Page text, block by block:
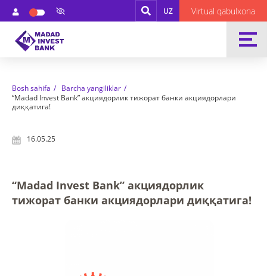
UZ Virtual qabulxona
Bosh sahifa
Barcha yangiliklar
“Madad Invest Bank” акциядорлик тижорат банки акциядорлари
диққатига!
16.05.25
“Madad Invest Bank” акциядорлик
тижорат банки акциядорлари диққатига!